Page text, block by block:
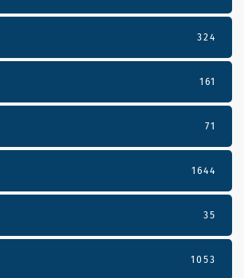
324
161
71
1644
35
1053